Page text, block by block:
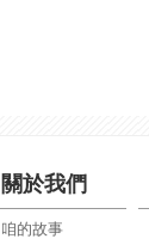
關於我們
咱的故事